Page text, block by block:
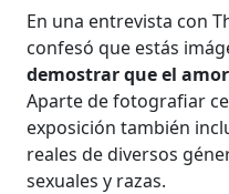
En una entrevista con
confesó que estás
demostrar que el
Aparte de fotografiar
exposición también
reales de diversos
sexuales y razas.